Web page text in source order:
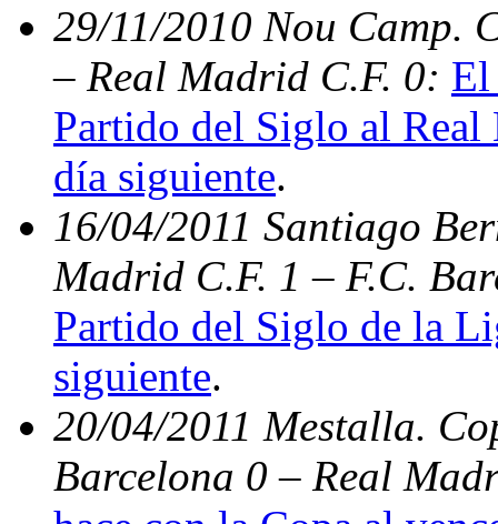
29/11/2010 Nou Camp.
– Real Madrid C.F. 0: El
Partido del Siglo al
día siguiente.
16/04/2011 Santiago
Madrid C.F. 1 – F.C.
Partido del Siglo de la
siguiente.
20/04/2011 Mestalla.
Barcelona 0 – Real